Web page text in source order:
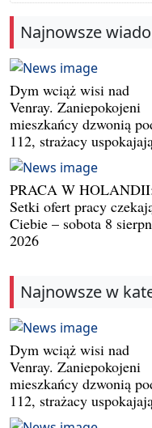
Najnowsze
Dym wciąż wisi nad
Venray. Zaniepokojeni
mieszkańcy dzwonią
112, strażacy
PRACA W
Setki ofert pracy
Ciebie – sobota 8
2026
Najnowsze w
Dym wciąż wisi nad
Venray. Zaniepokojeni
mieszkańcy dzwonią
112, strażacy